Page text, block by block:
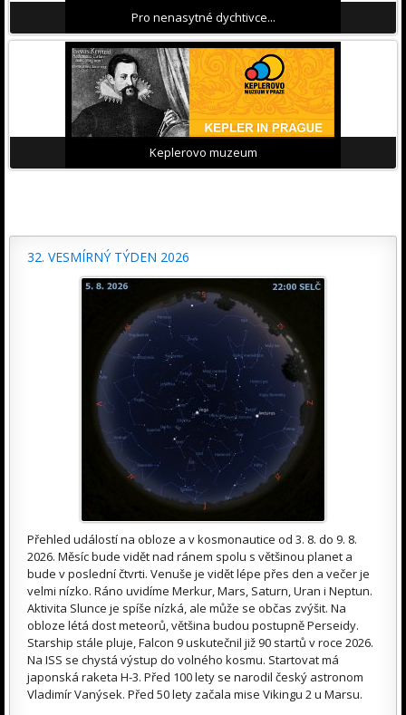
Pro nenasytné dychtivce...
Keplerovo muzeum
32. VESMÍRNÝ TÝDEN 2026
Přehled událostí na obloze a v kosmonautice od 3. 8. do 9. 8.
2026. Měsíc bude vidět nad ránem spolu s většinou planet a
bude v poslední čtvrti. Venuše je vidět lépe přes den a večer je
velmi nízko. Ráno uvidíme Merkur, Mars, Saturn, Uran i Neptun.
Aktivita Slunce je spíše nízká, ale může se občas zvýšit. Na
obloze létá dost meteorů, většina budou postupně Perseidy.
Starship stále pluje, Falcon 9 uskutečnil již 90 startů v roce 2026.
Na ISS se chystá výstup do volného kosmu. Startovat má
japonská raketa H-3. Před 100 lety se narodil český astronom
Vladimír Vanýsek. Před 50 lety začala mise Vikingu 2 u Marsu.